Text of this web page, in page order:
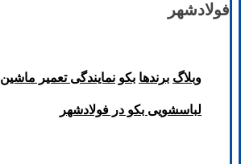
فولادشهر
وبلاگ برند‌ها بکو نمایندگی تعمیر ماشین
لباسشویی بکو در فولادشهر